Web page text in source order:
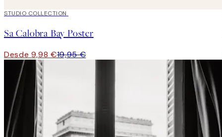
50%*
STUDIO COLLECTION
Sa Calobra Bay Poster
Desde 9,98 €19,95 €